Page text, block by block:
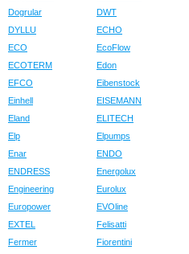
Dogrular
DWT
DYLLU
ECHO
ECO
EcoFlow
ECOTERM
Edon
EFCO
Eibenstock
Einhell
EISEMANN
Eland
ELITECH
Elp
Elpumps
Enar
ENDO
ENDRESS
Energolux
Engineering
Eurolux
Europower
EVOline
EXTEL
Felisatti
Fermer
Fiorentini